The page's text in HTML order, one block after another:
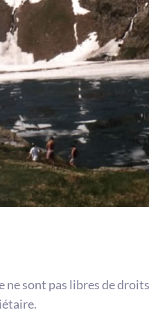
sont pas libres de